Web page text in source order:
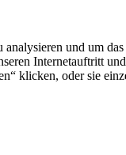
und um
Internetauftritt
klicken, oder sie